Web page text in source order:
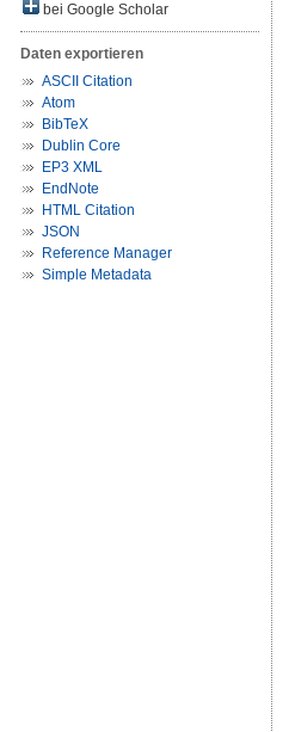
bei Google Scholar
Daten exportieren
ASCII Citation
Atom
BibTeX
Dublin Core
EP3 XML
EndNote
HTML Citation
JSON
Reference Manager
Simple Metadata